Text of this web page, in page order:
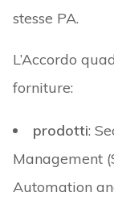
stesse PA.
L’Accordo
forniture:
prodotti:
Management
Automation